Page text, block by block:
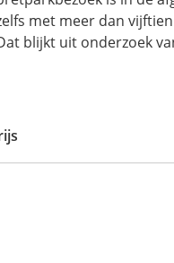
met meer dan
blijkt uit onderzoek